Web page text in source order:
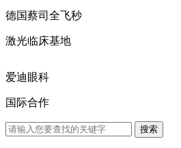
德国蔡司全飞秒
激光临床基地
爱迪眼科
国际合作